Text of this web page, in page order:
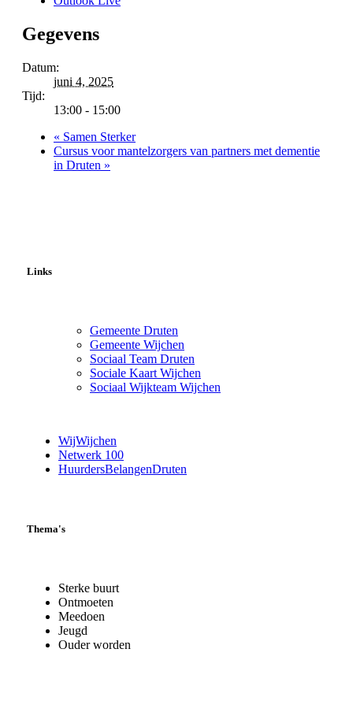
Gegevens
Datum:
juni 4, 2025
Tijd:
13:00 - 15:00
« Samen Sterker
Cursus voor mantelzorgers van partners met dementie
in Druten »
Links
Gemeente Druten
Gemeente Wijchen
Sociaal Team Druten
Sociale Kaart Wijchen
Sociaal Wijkteam Wijchen
WijWijchen
Netwerk 100
HuurdersBelangenDruten
Thema's
Sterke buurt
Ontmoeten
Meedoen
Jeugd
Ouder worden